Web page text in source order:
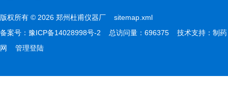
版权所有 © 2026 郑州杜甫仪器厂 sitemap.xml
备案号： 豫ICP备14028998号-2 总访问量：696375 技术支持： 制药
网
管理登陆